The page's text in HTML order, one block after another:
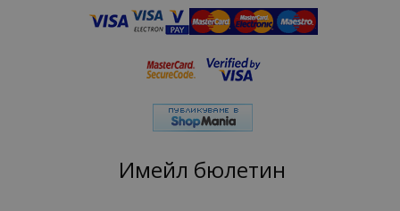
Имейл бюлетин